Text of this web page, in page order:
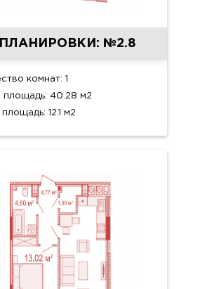
№2.8
комнат: 1
40.28 м2
12.1 м2